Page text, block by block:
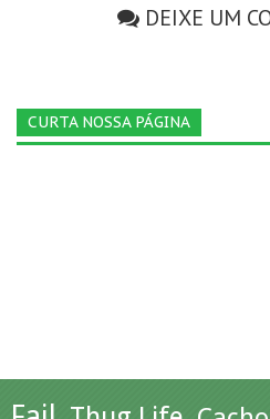
DEIXE UM
CURTA NOSSA PÁGINA